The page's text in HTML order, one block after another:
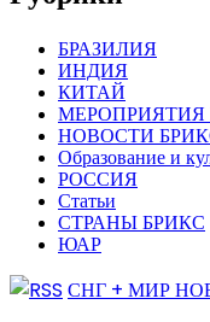
БРАЗИЛИЯ
ИНДИЯ
КИТАЙ
МЕРОПРИЯТИЯ
НОВОСТИ
Образование и
РОССИЯ
Статьи
СТРАНЫ БРИКС
ЮАР
СНГ + МИР